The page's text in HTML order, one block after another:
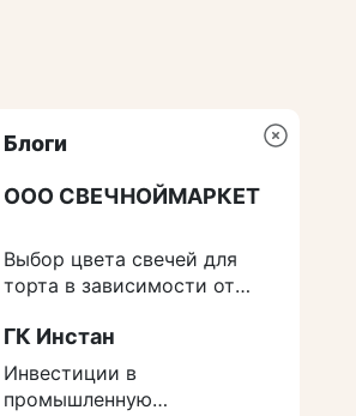
Блоги
ООО СВЕЧНОЙМАРКЕТ
Выбор цвета свечей для
торта в зависимости от
ГК Инстан
Инвестиции в
промышленную